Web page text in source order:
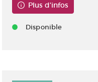
Plus d'infos
Disponible